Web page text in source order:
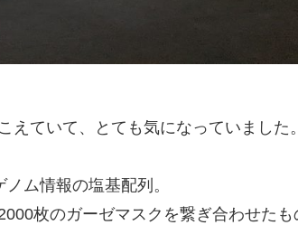
えていて、とても気になっていました
ム情報の塩基配列。
枚のガーゼマスクを繋ぎ合わせたも